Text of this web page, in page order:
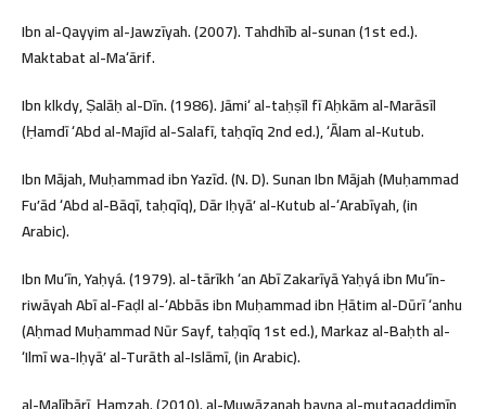
Ibn al-Qayyim al-Jawzīyah. (2007). Tahdhīb al-sunan (1st ed.).
Maktabat al-Maʻārif.
Ibn klkdy, Ṣalāḥ al-Dīn. (1986). Jāmiʻ al-taḥṣīl fī Aḥkām al-Marāsīl
(Ḥamdī ʻAbd al-Majīd al-Salafī, taḥqīq 2nd ed.), ʻĀlam al-Kutub.
Ibn Mājah, Muḥammad ibn Yazīd. (N. D). Sunan Ibn Mājah (Muḥammad
Fuʼād ʻAbd al-Bāqī, taḥqīq), Dār Iḥyāʼ al-Kutub al-ʻArabīyah, (in
Arabic).
Ibn Muʻīn, Yaḥyá. (1979). al-tārīkh ʻan Abī Zakarīyā Yaḥyá ibn Muʻīn-
riwāyah Abī al-Faḍl al-ʻAbbās ibn Muḥammad ibn Ḥātim al-Dūrī ʻanhu
(Aḥmad Muḥammad Nūr Sayf, taḥqīq 1st ed.), Markaz al-Baḥth al-
ʻIlmī wa-Iḥyāʼ al-Turāth al-Islāmī, (in Arabic).